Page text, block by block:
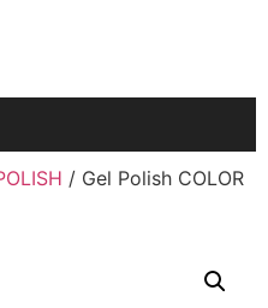
/ Gel Polish COLOR